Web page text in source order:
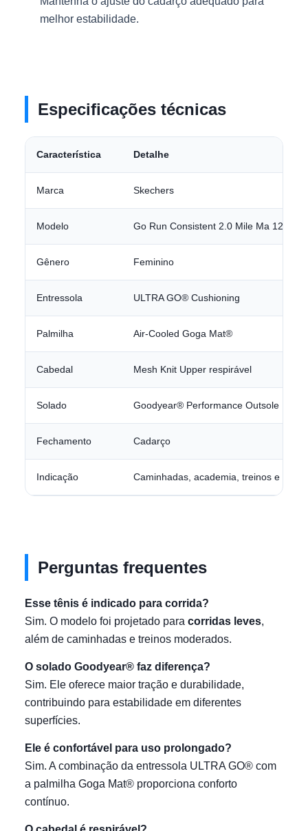
melhor estabilidade.
Especificações técnicas
Característica Detalhe
Marca Skechers
Modelo Go Run Consistent 2.0 Mile Ma
Gênero Feminino
Entressola ULTRA GO® Cushioning
Palmilha Air-Cooled Goga Mat®
Cabedal Mesh Knit Upper respirável
Solado Goodyear® Performance Outsole
Fechamento Cadarço
Indicação Caminhadas, academia, treinos e
Perguntas frequentes
Esse tênis é indicado para corrida?
Sim. O modelo foi projetado para corridas leves,
além de caminhadas e treinos moderados.
O solado Goodyear® faz diferença?
Sim. Ele oferece maior tração e durabilidade,
contribuindo para estabilidade em diferentes
superfícies.
Ele é confortável para uso prolongado?
Sim. A combinação da entressola ULTRA GO® com
a palmilha Goga Mat® proporciona conforto
contínuo.